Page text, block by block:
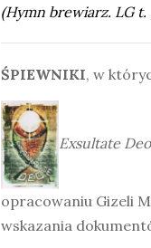
(Hymn brewiarz. LG t.
ŚPIEWNIKI, w
Exsultate Deo
opracowaniu Gizeli
wskazania